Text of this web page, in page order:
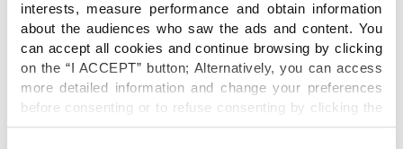
interests, measure performance and obtain information
about the audiences who saw the ads and content. You
can accept all cookies and continue browsing by clicking
on the “I ACCEPT” button; Alternatively, you can access
more detailed information and change your preferences
before consenting or to refuse consenting by clicking the
"Personalize" button. For more information you can visit
miedos, las penas o la felicidad propia y ajena.
También les animan a lidiar con los conflictos de
un día a día que transcurre plagado de
emociones, sea cual sea la edad.
Para Begoña Ibarrola, las funciones de los